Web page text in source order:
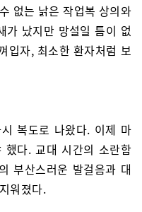
없는 낡은 작업복 상의와
가 났지만 망설일 틈이 없
입자, 최소한 환자처럼 보
복도로 나왔다. 이제 마
했다. 교대 시간의 소란함
부산스러운 발걸음과 대
워졌다.